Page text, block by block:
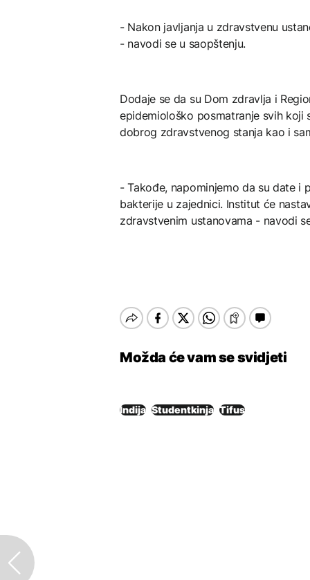
- Nakon javljanja u zdravstvenu
- navodi se u saopštenju.
Dodaje se da su Dom zdravlja i
epidemiološko posmatranje svih koji
dobrog zdravstvenog stanja kao i
- Takođe, napominjemo da su date i
bakterije u zajednici. Institut će
zdravstvenim ustanovama - navodi
Možda će vam se svidjeti
Indija Studentkinja Tifus